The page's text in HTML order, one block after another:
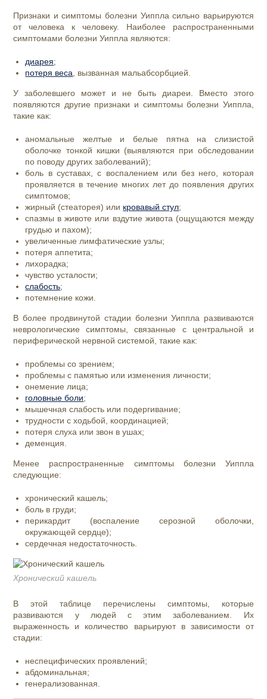
Признаки и симптомы болезни Уиппла сильно варьируются
от человека к человеку. Наиболее распространенными
симптомами болезни Уиппла являются:
диарея;
потеря веса , вызванная мальабсорбцией.
У заболевшего может и не быть диареи. Вместо этого
появляются другие признаки и симптомы болезни Уиппла,
такие как:
аномальные желтые и белые пятна на слизистой
оболочке тонкой кишки (выявляются при обследовании
по поводу других заболеваний);
боль в суставах, с воспалением или без него, которая
проявляется в течение многих лет до появления других
симптомов;
жирный (стеаторея) или кровавый стул;
спазмы в животе или вздутие живота (ощущаются между
грудью и пахом);
увеличенные лимфатические узлы;
потеря аппетита;
лихорадка;
чувство усталости;
слабость;
потемнение кожи.
В более продвинутой стадии болезни Уиппла развиваются
неврологические симптомы, связанные с центральной и
периферической нервной системой, такие как:
проблемы со зрением;
проблемы с памятью или изменения личности;
онемение лица;
головные боли;
мышечная слабость или подергивание;
трудности с ходьбой, координацией;
потеря слуха или звон в ушах;
деменция.
Менее распространенные симптомы болезни Уиппла
следующие:
хронический кашель;
боль в груди;
перикардит (воспаление серозной оболочки,
окружающей сердце);
сердечная недостаточность.
Хронический кашель
В этой таблице перечислены симптомы, которые
развиваются у людей с этим заболеванием. Их
выраженность и количество варьируют в зависимости от
стадии:
неспецифических проявлений;
абдоминальная;
генерализованная.